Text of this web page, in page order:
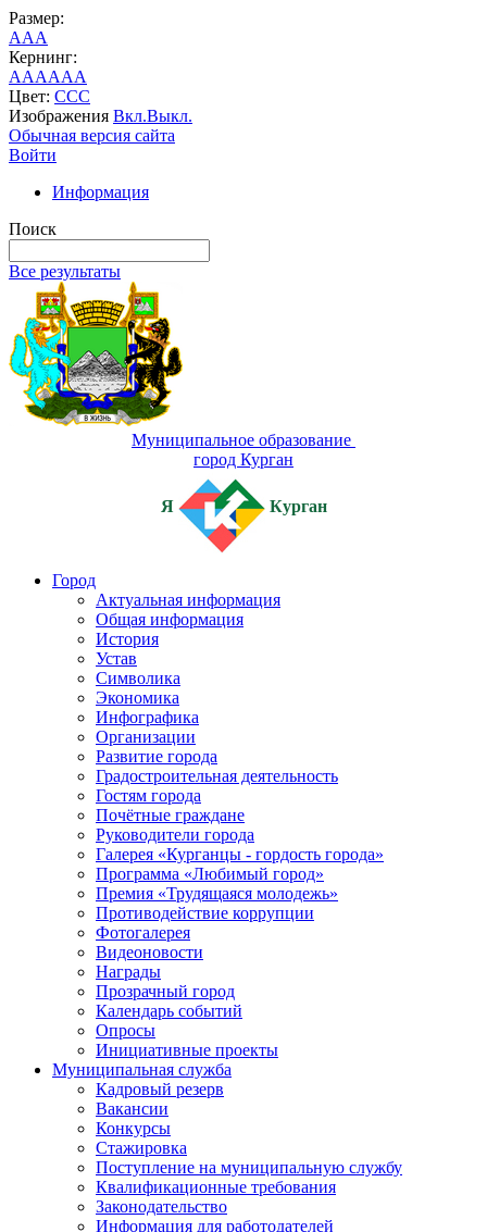
Размер:
AAA
Кернинг:
AAAAAA
Цвет: CCC
Изображения Вкл.Выкл.
Обычная версия сайта
Войти
Информация
Поиск
Все результаты
Муниципальное образование
город Курган
Я Курган
Город
Актуальная информация
Общая информация
История
Устав
Символика
Экономика
Инфографика
Организации
Развитие города
Градостроительная деятельность
Гостям города
Почётные граждане
Руководители города
Галерея «Курганцы - гордость города»
Программа «Любимый город»
Премия «Трудящаяся молодежь»
Противодействие коррупции
Фотогалерея
Видеоновости
Награды
Прозрачный город
Календарь событий
Опросы
Инициативные проекты
Муниципальная служба
Кадровый резерв
Вакансии
Конкурсы
Стажировка
Поступление на муниципальную службу
Квалификационные требования
Законодательство
Информация для работодателей